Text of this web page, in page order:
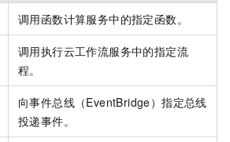
调用函数计算服务中的指定函数。
调用执行云工作流服务中的指定流
程。
向事件总线（EventBridge）指定总线
投递事件。